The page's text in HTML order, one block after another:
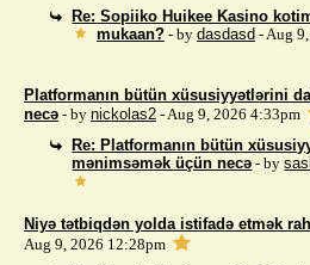
Re: Sopiiko Huikee Kasino
mukaan? - by dasdasd - Aug
Platformanın bütün xüsusiyyətlərini
necə - by nickolas2 - Aug 9, 2026 4:33pm
Re: Platformanın bütün
mənimsəmək üçün necə - by
Niyə tətbiqdən yolda istifadə etmək
Aug 9, 2026 12:28pm